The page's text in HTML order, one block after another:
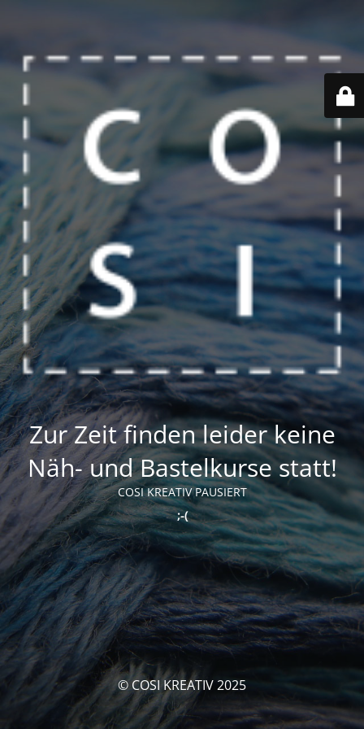
Zur Zeit finden leider keine
Näh- und Bastelkurse statt!
COSI KREATIV PAUSIERT
;-(
© COSI KREATIV 2025